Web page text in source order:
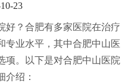
23
？合肥有多家医院在治疗
专业水平，其中合肥中山医
项。以下是对合肥中山医院
介绍：